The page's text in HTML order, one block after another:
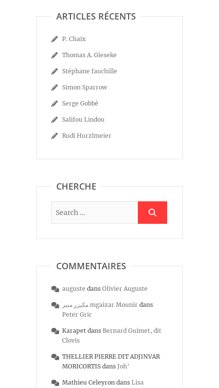
ARTICLES RÉCENTS
P. Chaix
Thomas A. Gieseke
Stéphane fauchille
Simon Sparrow
Serge Gobbé
Salifou Lindou
Rudi Hurzlmeier
CHERCHE
COMMENTAIRES
auguste dans Olivier Auguste
مكيزر منير mgaizar Mounir dans
Peter Gric
Karapet dans Bernard Guimet, dit
Clovis
THELLIER PIERRE DIT ADJINVAR
MORICORTIS dans Joh’
Mathieu Celeyron dans Lisa